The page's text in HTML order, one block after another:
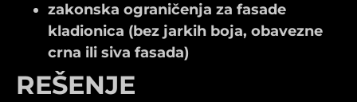
zakonska ograničenja za fasade
kladionica (bez jarkih boja, obavezne
crna ili siva fasada)
REŠENJE